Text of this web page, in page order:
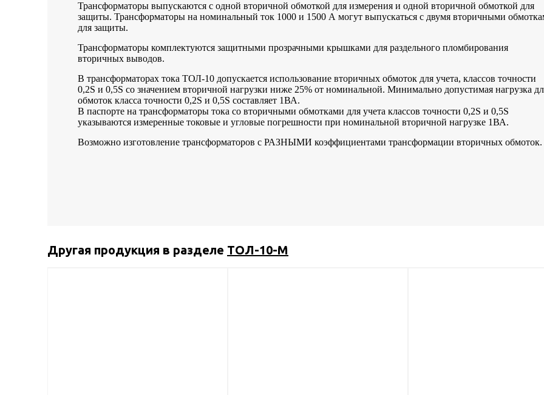
Трансформаторы выпускаются с одной вторичной обмоткой для измерения и одной вторичной обмоткой для
защиты. Трансформаторы на номинальный ток 1000 и 1500 А могут выпускаться с двумя вторичными
для защиты.
Трансформаторы комплектуются защитными прозрачными крышками для раздельного пломбирования
вторичных выводов.
В трансформаторах тока ТОЛ-10 допускается использование вторичных обмоток для учета, классов точности
0,2S и 0,5S со значением вторичной нагрузки ниже 25% от номинальной. Минимально допустимая нагрузка
обмоток класса точности 0,2S и 0,5S составляет 1ВА.
В паспорте на трансформаторы тока со вторичными обмотками для учета классов точности 0,2S и 0,5S
указываются измеренные токовые и угловые погрешности при номинальной вторичной нагрузке 1ВА.
Возможно изготовление трансформаторов с РАЗНЫМИ коэффициентами трансформации вторичных обмоток.
Другая продукция в разделе ТОЛ-10-М